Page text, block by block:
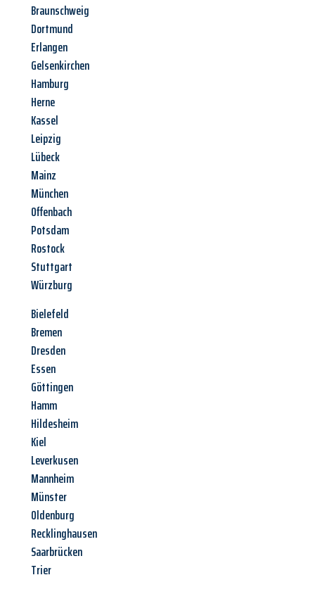
Braunschweig
Dortmund
Erlangen
Gelsenkirchen
Hamburg
Herne
Kassel
Leipzig
Lübeck
Mainz
München
Offenbach
Potsdam
Rostock
Stuttgart
Würzburg
Bielefeld
Bremen
Dresden
Essen
Göttingen
Hamm
Hildesheim
Kiel
Leverkusen
Mannheim
Münster
Oldenburg
Recklinghausen
Saarbrücken
Trier